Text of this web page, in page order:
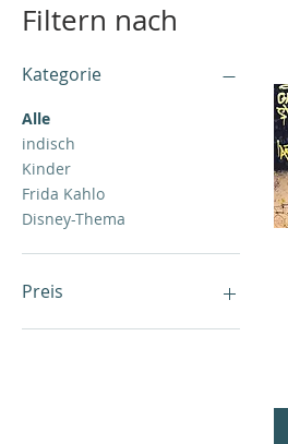
Filtern nach
Kategorie
Alle
indisch
Kinder
Frida Kahlo
Disney-Thema
Preis